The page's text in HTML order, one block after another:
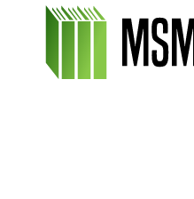
Перейти
содержимому